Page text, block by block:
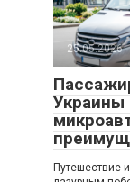
25.05.2026
Украины
Путешествие